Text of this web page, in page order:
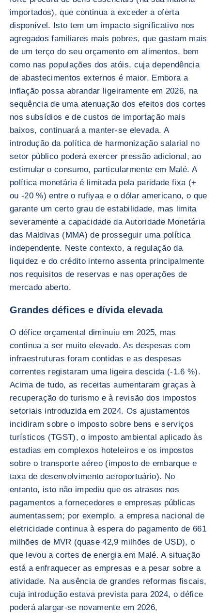
importados), que continua a exceder a oferta
disponível. Isto tem um impacto significativo nos
agregados familiares mais pobres, que gastam mais
de um terço do seu orçamento em alimentos, bem
como nas populações dos atóis, cuja dependência
de abastecimentos externos é maior. Embora a
inflação possa abrandar ligeiramente em 2026, na
sequência de uma atenuação dos efeitos dos cortes
nos subsídios e de custos de importação mais
baixos, continuará a manter-se elevada. A
introdução da política de harmonização salarial no
setor público poderá exercer pressão adicional, ao
estimular o consumo, particularmente em Malé. A
política monetária é limitada pela paridade fixa (+
ou -20 %) entre o rufiyaa e o dólar americano, o que
garante um certo grau de estabilidade, mas limita
severamente a capacidade da Autoridade Monetária
das Maldivas (MMA) de prosseguir uma política
independente. Neste contexto, a regulação da
liquidez e do crédito interno assenta principalmente
nos requisitos de reservas e nas operações de
mercado aberto.
Grandes défices e dívida elevada
O défice orçamental diminuiu em 2025, mas
continua a ser muito elevado. As despesas com
infraestruturas foram contidas e as despesas
correntes registaram uma ligeira descida (-1,6 %).
Acima de tudo, as receitas aumentaram graças à
recuperação do turismo e à revisão dos impostos
setoriais introduzida em 2024. Os ajustamentos
incidiram sobre o imposto sobre bens e serviços
turísticos (TGST), o imposto ambiental aplicado às
estadias em complexos hoteleiros e os impostos
sobre o transporte aéreo (imposto de embarque e
taxa de desenvolvimento aeroportuário). No
entanto, isto não impediu que os atrasos nos
pagamentos a fornecedores e empresas públicas
aumentassem; por exemplo, a empresa nacional de
eletricidade continua à espera do pagamento de 661
milhões de MVR (quase 42,9 milhões de USD), o
que levou a cortes de energia em Malé. A situação
está a enfraquecer as empresas e a pesar sobre a
atividade. Na ausência de grandes reformas fiscais,
cuja introdução estava prevista para 2024, o défice
poderá alargar-se novamente em 2026,